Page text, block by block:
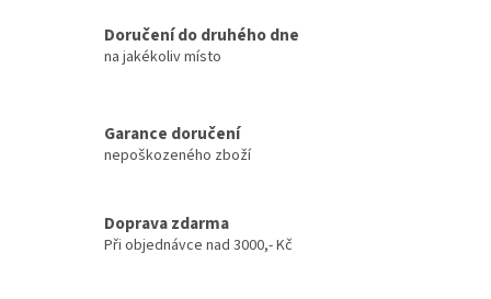
Doručení do druhého dne
na jakékoliv místo
Garance doručení
nepoškozeného zboží
Doprava zdarma
Při objednávce nad 3000,- Kč